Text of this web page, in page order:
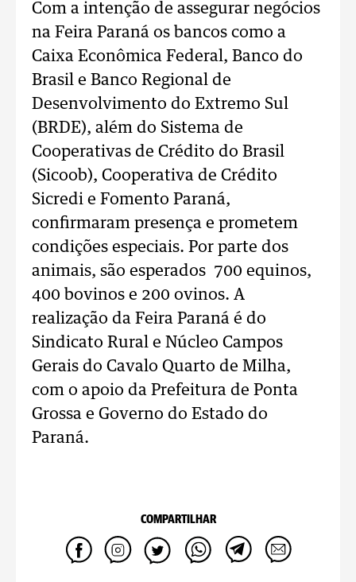
Com a intenção de assegurar negócios
na Feira Paraná os bancos como a
Caixa Econômica Federal, Banco do
Brasil e Banco Regional de
Desenvolvimento do Extremo Sul
(BRDE), além do Sistema de
Cooperativas de Crédito do Brasil
(Sicoob), Cooperativa de Crédito
Sicredi e Fomento Paraná,
confirmaram presença e prometem
condições especiais. Por parte dos
animais, são esperados 700 equinos,
400 bovinos e 200 ovinos. A
realização da Feira Paraná é do
Sindicato Rural e Núcleo Campos
Gerais do Cavalo Quarto de Milha,
com o apoio da Prefeitura de Ponta
Grossa e Governo do Estado do
Paraná.
COMPARTILHAR